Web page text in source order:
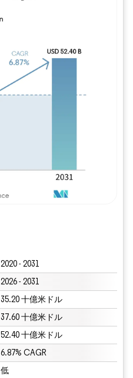
2020 - 2031
2026 - 2031
35.20 十億米ドル
37.60 十億米ドル
52.40 十億米ドル
6.87% CAGR
低
画像 © Mordor Intelligence。再利用には